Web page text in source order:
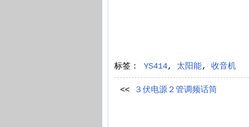
标签：YS414, 太阳能,收音机
<< ３伏电源２管调频话筒